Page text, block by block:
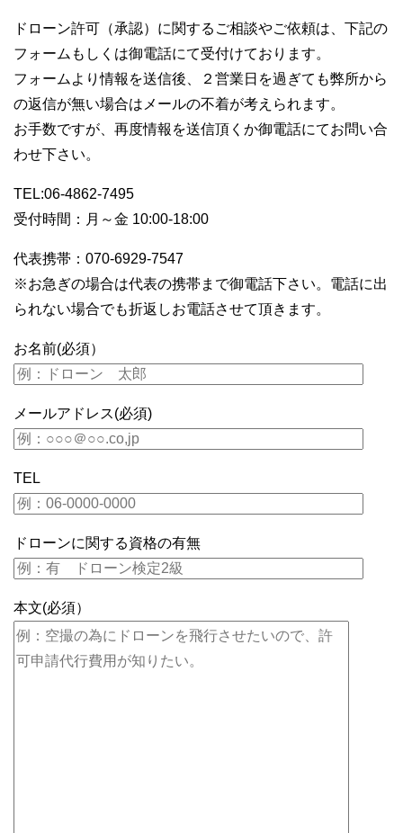
ドローン許可（承認）に関するご相談やご依頼は、下記の
フォームもしくは御電話にて受付けております。
フォームより情報を送信後、２営業日を過ぎても弊所から
の返信が無い場合はメールの不着が考えられます。
お手数ですが、再度情報を送信頂くか御電話にてお問い合
わせ下さい。
TEL:06-4862-7495
受付時間：月～金 10:00-18:00
代表携帯：070-6929-7547
※お急ぎの場合は代表の携帯まで御電話下さい。電話に出
られない場合でも折返しお電話させて頂きます。
お名前(必須）
メールアドレス(必須)
TEL
ドローンに関する資格の有無
本文(必須）